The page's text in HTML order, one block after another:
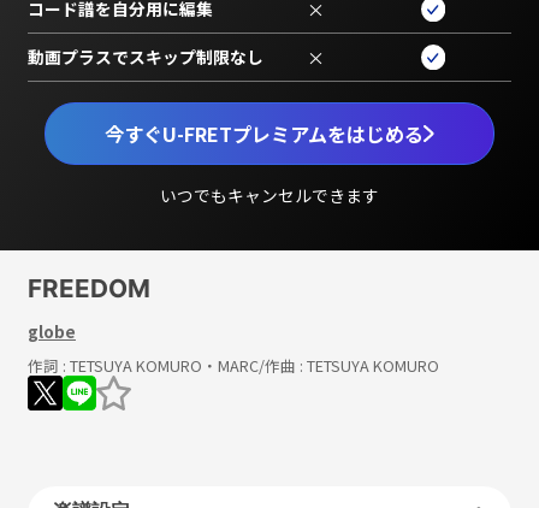
今すぐU-FRETプレミアムをはじめる
いつでもキャンセルできます
コード譜を自分用に編集 ×
動画プラスでスキップ制限なし ×
FREEDOM
globe
作詞 : TETSUYA KOMURO・MARC/作曲 : TETSUYA KOMURO